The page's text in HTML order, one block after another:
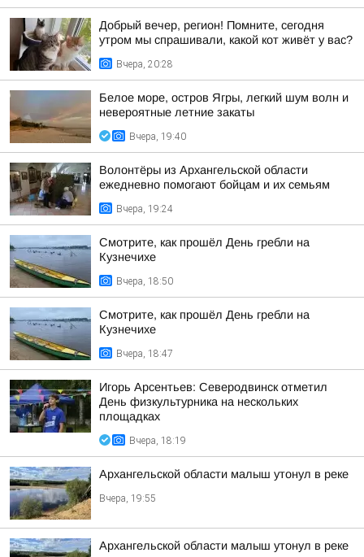
Добрый вечер, регион! Помните, сегодня
утром мы спрашивали, какой кот живёт у вас?
Вчера, 20:28
Белое море, остров Ягры, легкий шум волн и
невероятные летние закаты
Вчера, 19:40
Волонтёры из Архангельской области
ежедневно помогают бойцам и их семьям
Вчера, 19:24
Смотрите, как прошёл День гребли на
Кузнечихе
Вчера, 18:50
Смотрите, как прошёл День гребли на
Кузнечихе
Вчера, 18:47
Игорь Арсентьев: Северодвинск отметил
День физкультурника на нескольких
площадках
Вчера, 18:19
Архангельской области малыш утонул в реке
Вчера, 19:55
Архангельской области малыш утонул в реке